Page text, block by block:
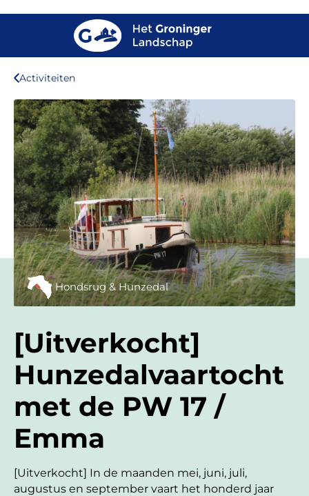
Activiteiten
Hondsrug & Hunzedal
[Uitverkocht]
Hunzedalvaartocht
met de PW 17 /
Emma
[Uitverkocht] In de maanden mei, juni, juli,
augustus en september vaart het honderd jaar